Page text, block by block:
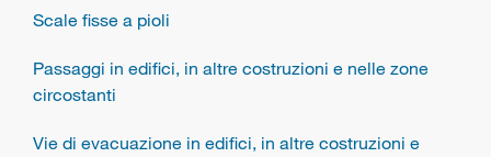
Scale fisse a pioli
Passaggi in edifici, in altre costruzioni e nelle zone
circostanti
Vie di evacuazione in edifici, in altre costruzioni e